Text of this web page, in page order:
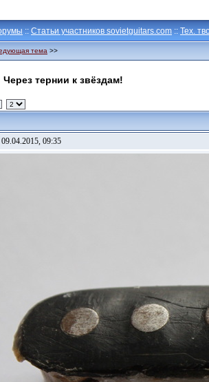
:: Статьи участников sovietguitars.com :: Тех.
тема >>
тернии к звёздам!
09.04.2015, 09:35